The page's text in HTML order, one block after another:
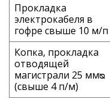
Прокладка
электрокабеля в
гофре свыше 10 м/п
Копка, прокладка
отводящей
магистрали 25 ммᴓ
(свыше 4 п/м)